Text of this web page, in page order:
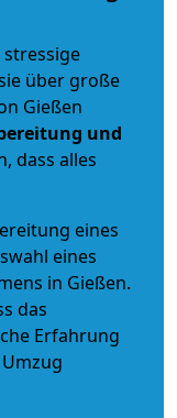
stressige
über große
Gießen
und
dass alles
eines
eines
in Gießen.
das
Erfahrung